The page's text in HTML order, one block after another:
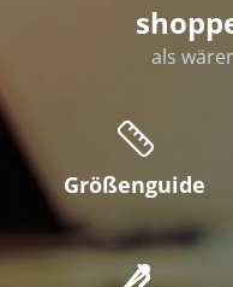
als
Größenguide